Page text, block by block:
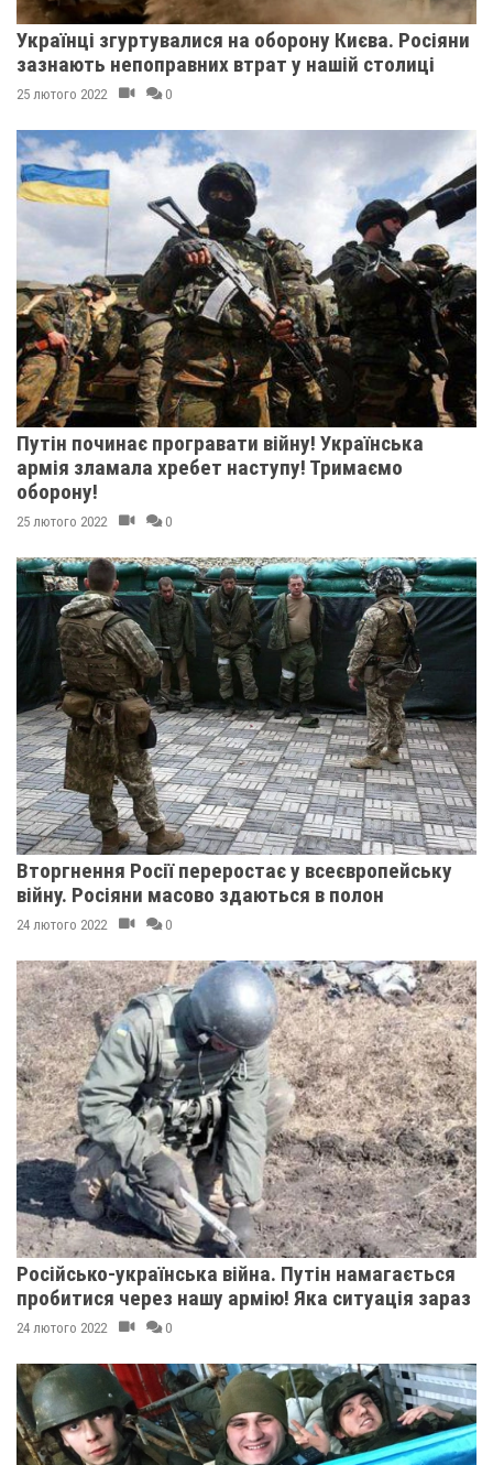
Українці згуртувалися на оборону Києва. Росіяни
зазнають непоправних втрат у нашій столиці
25 лютого 2022 0
Путін починає програвати війну! Українська
армія зламала хребет наступу! Тримаємо
оборону!
25 лютого 2022 0
Вторгнення Росії переростає у всеєвропейську
війну. Росіяни масово здаються в полон
24 лютого 2022 0
Російсько-українська війна. Путін намагається
пробитися через нашу армію! Яка ситуація зараз
24 лютого 2022 0